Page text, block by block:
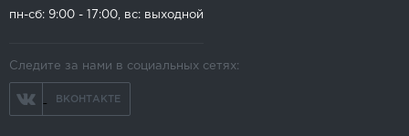
пн-сб: 9:00 - 17:00, вс: выходной
Следите за нами в социальных сетях:
ВКОНТАКТЕ